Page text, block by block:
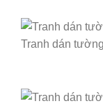
Tranh dán